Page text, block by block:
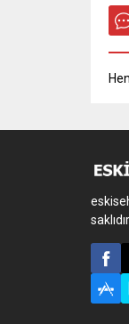
saklıdır.